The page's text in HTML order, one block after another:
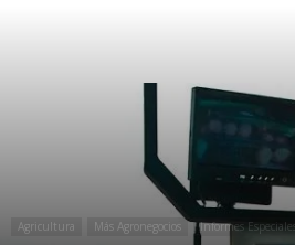
Agricultura Más Agronegocios Informes